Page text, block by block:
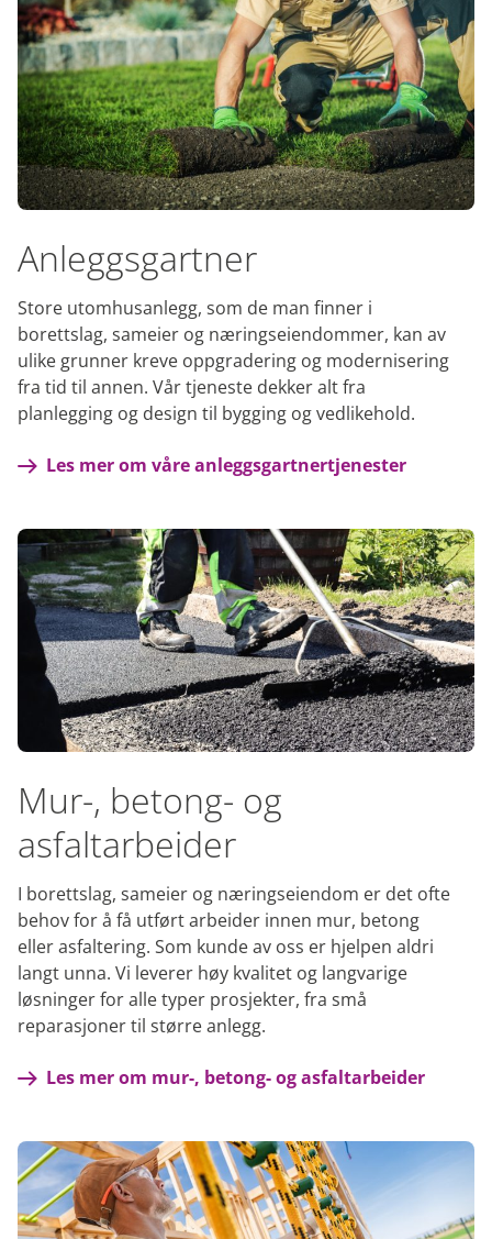
Anleggsgartner
Store utomhusanlegg, som de man finner i
borettslag, sameier og næringseiendommer, kan av
ulike grunner kreve oppgradering og modernisering
fra tid til annen. Vår tjeneste dekker alt fra
planlegging og design til bygging og vedlikehold.
Les mer om våre anleggsgartnertjenester
Mur-, betong- og
asfaltarbeider
I borettslag, sameier og næringseiendom er det ofte
behov for å få utført arbeider innen mur, betong
eller asfaltering. Som kunde av oss er hjelpen aldri
langt unna. Vi leverer høy kvalitet og langvarige
løsninger for alle typer prosjekter, fra små
reparasjoner til større anlegg.
Les mer om mur-, betong- og asfaltarbeider